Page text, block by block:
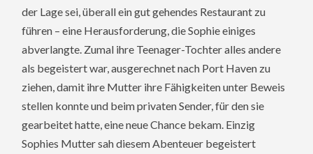
der Lage sei, überall ein gut gehendes Restaurant zu
führen – eine Herausforderung, die Sophie einiges
abverlangte. Zumal ihre Teenager-Tochter alles andere
als begeistert war, ausgerechnet nach Port Haven zu
ziehen, damit ihre Mutter ihre Fähigkeiten unter Beweis
stellen konnte und beim privaten Sender, für den sie
gearbeitet hatte, eine neue Chance bekam. Einzig
Sophies Mutter sah diesem Abenteuer begeistert